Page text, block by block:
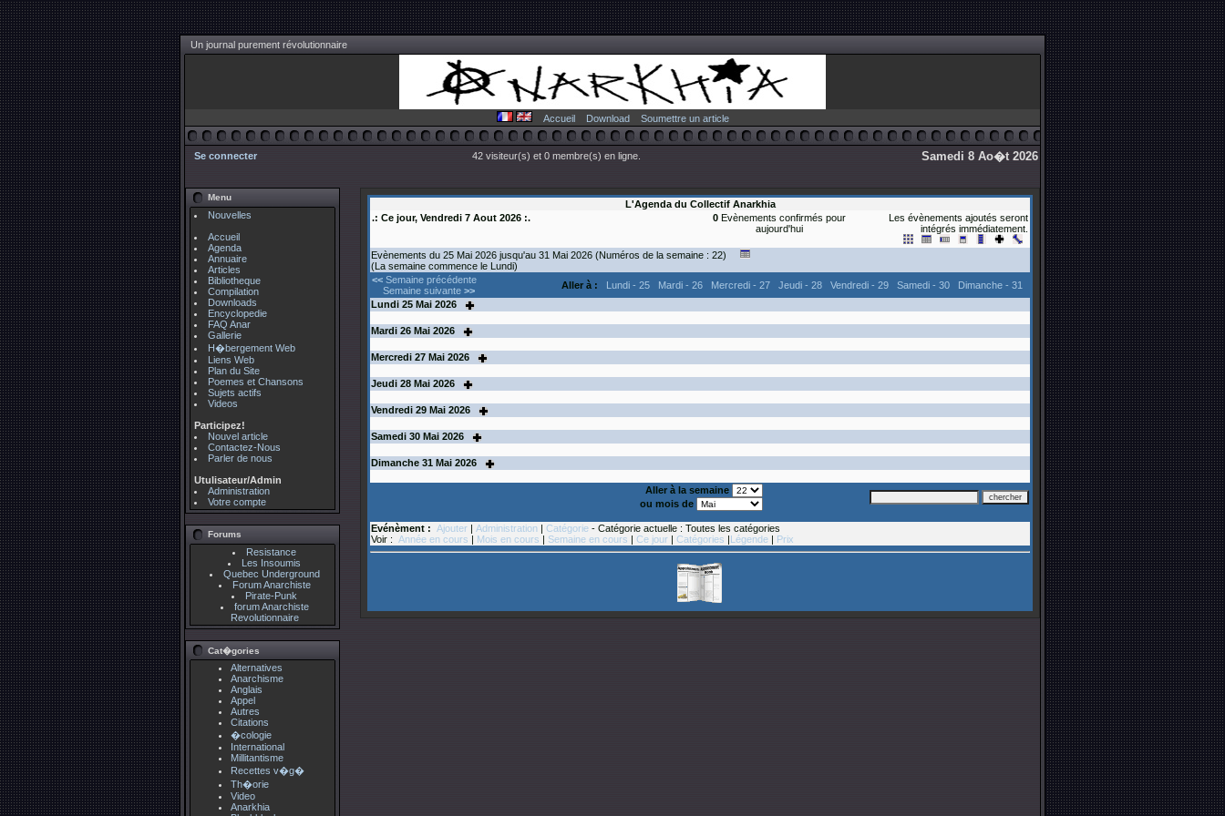
Un journal purement révolutionnaire
Accueil Download Soumettre un article
Se connecter 42 visiteur(s) et 0 membre(s) en ligne. Samedi 8 Ao�t 2026
Menu
Nouvelles
Accueil
Agenda
Annuaire
Articles
Bibliotheque
Compilation
Downloads
Encyclopedie
FAQ Anar
Gallerie
H�bergement Web
Liens Web
Plan du Site
Poemes et Chansons
Sujets actifs
Videos
Participez!
Nouvel article
Contactez-Nous
Parler de nous
Utulisateur/Admin
Administration
Votre compte
Forums
Resistance
Les Insoumis
Quebec Underground
Forum Anarchiste
Pirate-Punk
forum Anarchiste
Revolutionnaire
Cat�gories
Alternatives
Anarchisme
Anglais
Appel
Autres
Citations
�cologie
International
Millitantisme
Recettes v�g�
Th�orie
Video
Anarkhia
L'Agenda du Collectif Anarkhia
.: Ce jour, Vendredi 7 Aout 2026 :.
0Evènements confirmés pour
aujourd'hui
Les évènements ajoutés seront
intégrés immédiatement.
Evènements du 25 Mai 2026 jusqu'au 31 Mai 2026 (Numéros de la semaine : 22)
(La semaine commence le Lundi)
<< Semaine précédente
Semaine suivante >> Aller à : Lundi - 25 Mardi - 26 Mercredi - 27 Jeudi - 28 Vendredi - 29 Samedi - 30
Dimanche - 31
Lundi 25 Mai 2026
Mardi 26 Mai 2026
Mercredi 27 Mai 2026
Jeudi 28 Mai 2026
Vendredi 29 Mai 2026
Samedi 30 Mai 2026
Dimanche 31 Mai 2026
Aller à la semaine
ou mois de
Evénèment : Ajouter | Administration | Catégorie - Catégorie actuelle : Toutes les catégories
Voir : Année en cours | Mois en cours | Semaine en cours | Ce jour | Catégories |Légende | Prix